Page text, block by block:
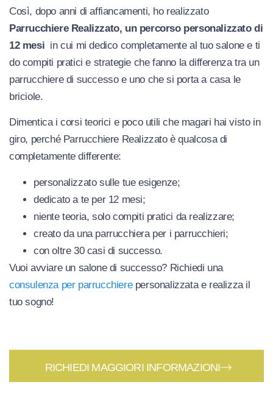
Così, dopo anni di affiancamenti, ho realizzato
Parrucchiere Realizzato, un percorso personalizzato di
12 mesi in cui mi dedico completamente al tuo salone e ti
do compiti pratici e strategie che fanno la differenza tra un
parrucchiere di successo e uno che si porta a casa le
briciole.
Dimentica i corsi teorici e poco utili che magari hai visto in
giro, perché Parrucchiere Realizzato è qualcosa di
completamente differente:
personalizzato sulle tue esigenze;
dedicato a te per 12 mesi;
niente teoria, solo compiti pratici da realizzare;
creato da una parrucchiera per i parrucchieri;
con oltre 30 casi di successo.
Vuoi avviare un salone di successo? Richiedi una
consulenza per parrucchierepersonalizzata e realizza il
tuo sogno!
RICHIEDI MAGGIORI INFORMAZIONI